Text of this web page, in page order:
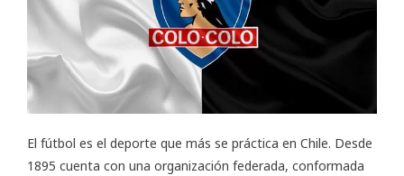
El fútbol es el deporte que más se práctica en Chile. Desde
1895 cuenta con una organización federada, conformada